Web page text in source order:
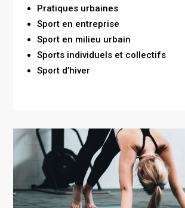
Pratiques urbaines
Sport en entreprise
Sport en milieu urbain
Sports individuels et collectifs
Sport d’hiver